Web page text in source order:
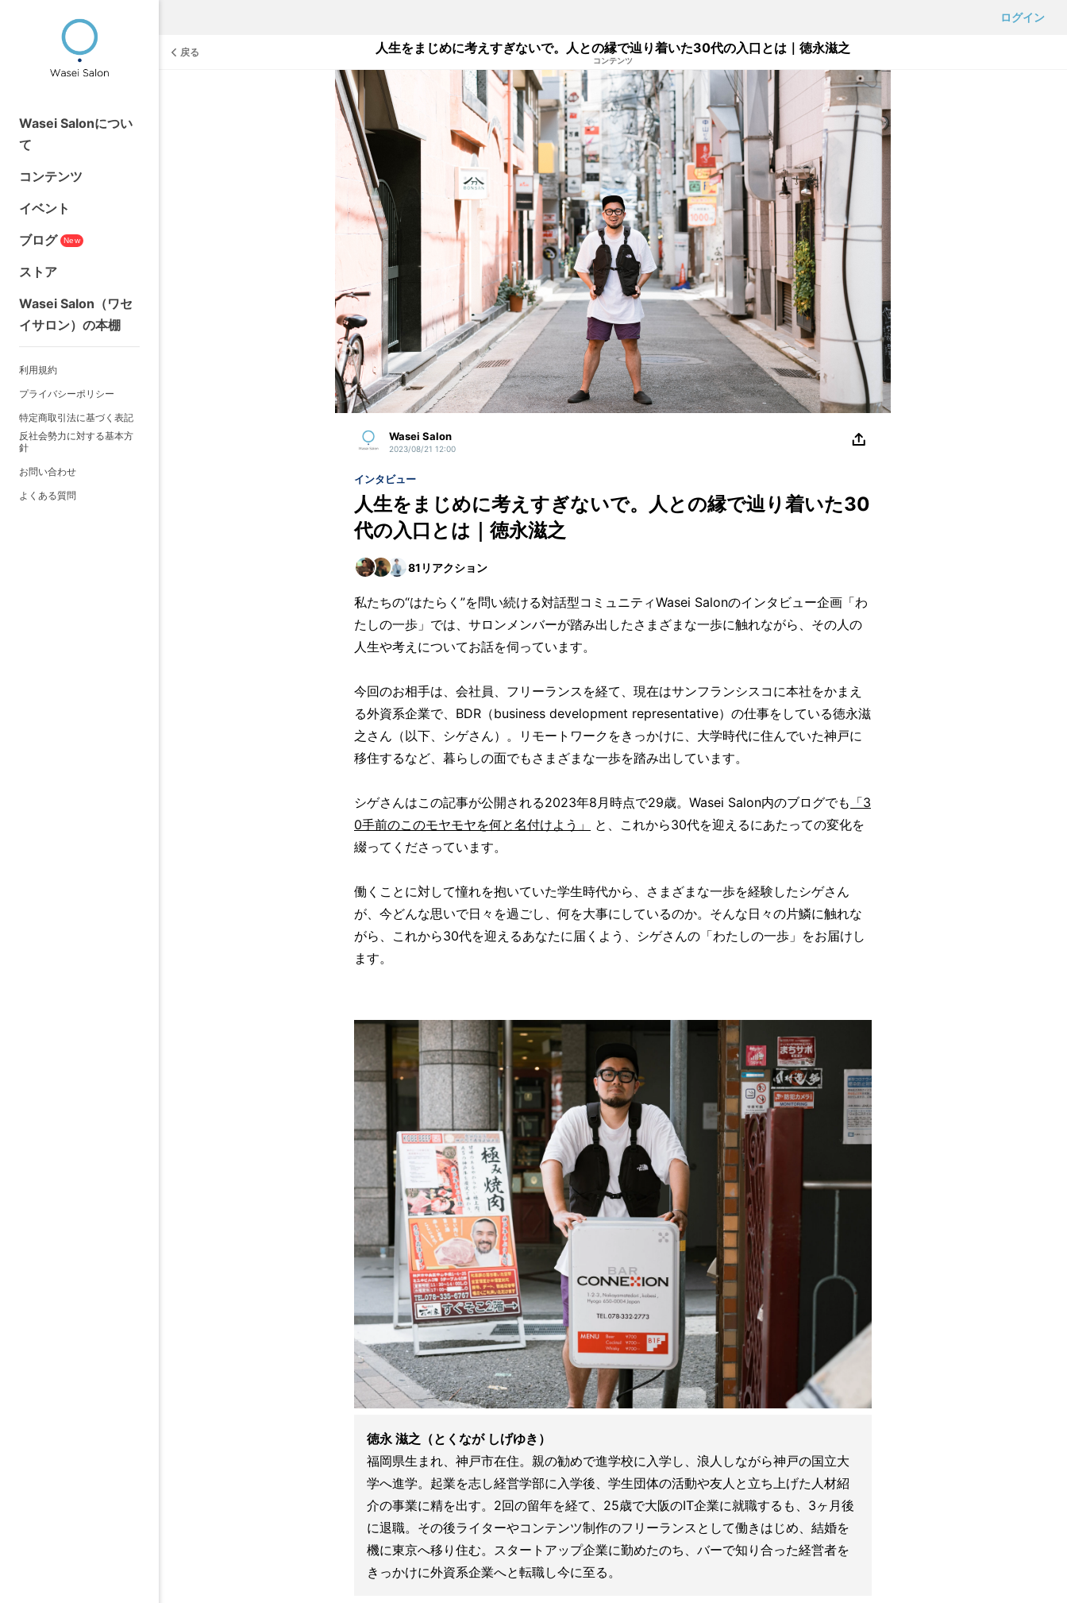
ログイン
Wasei Salonについ
て
コンテンツ
イベント
ブログ
New
ストア
Wasei Salon（ワセ
イサロン）の本棚
利用規約
プライバシーポリシー
特定商取引法に基づく表記
反社会勢力に対する基本方
針
お問い合わせ
よくある質問
戻る 人生をまじめに考えすぎないで。人との縁で辿り着いた30代の入口とは｜徳永滋之
コンテンツ
Wasei Salon
2023/08/21 12:00
インタビュー
人生をまじめに考えすぎないで。人との縁で辿り着いた30
代の入口とは｜徳永滋之
81 リアクション
私たちの“はたらく”を問い続ける対話型コミュニティWasei Salonのインタビュー企画「わ
たしの一歩」では、サロンメンバーが踏み出したさまざまな一歩に触れながら、その人の
人生や考えについてお話を伺っています。
今回のお相手は、会社員、フリーランスを経て、現在はサンフランシスコに本社をかまえ
る外資系企業で、BDR（business development representative）の仕事をしている徳永滋
之さん（以下、シゲさん）。リモートワークをきっかけに、大学時代に住んでいた神戸に
移住するなど、暮らしの面でもさまざまな一歩を踏み出しています。
シゲさんはこの記事が公開される2023年8月時点で29歳。Wasei Salon内のブログでも 「3
0手前のこのモヤモヤを何と名付けよう」
と、これから30代を迎えるにあたっての変化を
綴ってくださっています。
働くことに対して憧れを抱いていた学生時代から、さまざまな一歩を経験したシゲさん
が、今どんな思いで日々を過ごし、何を大事にしているのか。そんな日々の片鱗に触れな
がら、これから30代を迎えるあなたに届くよう、シゲさんの「わたしの一歩」をお届けし
ます。
徳永 滋之（とくなが しげゆき）
福岡県生まれ、神戸市在住。親の勧めで進学校に入学し、浪人しながら神戸の国立大
学へ進学。起業を志し経営学部に入学後、学生団体の活動や友人と立ち上げた人材紹
介の事業に精を出す。2回の留年を経て、25歳で大阪のIT企業に就職するも、3ヶ月後
に退職。その後ライターやコンテンツ制作のフリーランスとして働きはじめ、結婚を
機に東京へ移り住む。スタートアップ企業に勤めたのち、バーで知り合った経営者を
きっかけに外資系企業へと転職し今に至る。